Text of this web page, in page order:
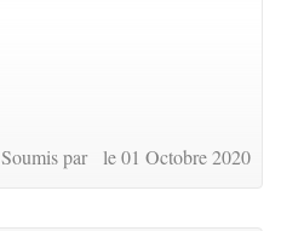
Soumis par le 01 Octobre 2020